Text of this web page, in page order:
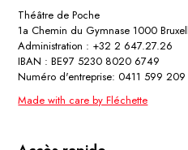
Théâtre de Poche
1a Chemin du Gymnase 1000
Administration : +32 2 647.27.26
IBAN : BE97 5230 8020 6749
Numéro d'entreprise: 0411 599 209
Made with care by Fléchette